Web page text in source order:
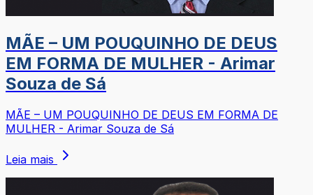
MÃE – UM POUQUINHO DE DEUS
EM FORMA DE MULHER - Arimar
Souza de Sá
MÃE – UM POUQUINHO DE DEUS EM FORMA DE
MULHER - Arimar Souza de Sá
Leia mais